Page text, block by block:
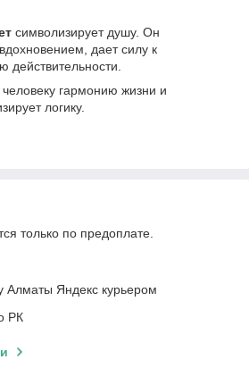
символизирует душу. Он
дает силу к
человеку гармонию жизни и
логику.
только по предоплате.
Алматы Яндекс курьером
РК